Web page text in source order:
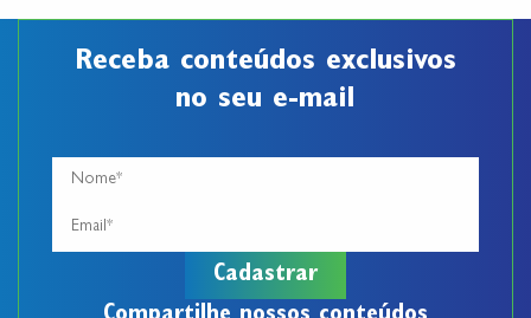
Receba conteúdos exclusivos
no seu e-mail